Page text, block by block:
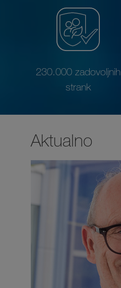
230.000 zadovoljnih
strank
Aktualno